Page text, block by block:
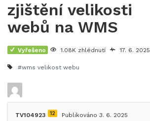
zjištění velikosti
webů na WMS
Vyřešeno 1.08K zhlédnutí 17. 6. 2025
#wms velikost webu
TV104923 12 Publikováno 3. 6. 2025